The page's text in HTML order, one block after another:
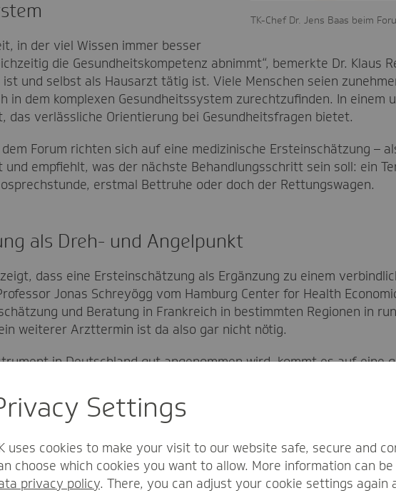
TK-Chef Dr. Jens Baas beim
in der viel Wissen immer besser
die Gesundheitskompetenz abnimmt“, bemerkte Dr. Klaus
und selbst als Hausarzt tätig ist. Viele Menschen seien
in dem komplexen Gesundheitssystem zurechtzufinden. In einem
das verlässliche Orientierung bei Gesundheitsfragen bietet.
Forum richten sich auf eine medizinische Ersteinschätzung –
empfiehlt, was der nächste Behandlungsschritt sein soll: ein
erstmal Bettruhe oder doch der Rettungswagen.
als Dreh- und Angelpunkt
dass eine Ersteinschätzung als Ergänzung zu einem
Jonas Schreyögg vom Hamburg Center for Health
und Beratung in Frankreich in bestimmten Regionen in
weiterer Arzttermin ist da also gar nicht nötig.
in Deutschland gut angenommen wird, kommt es auf eine
Vorstandsvorsitzender der TK und Schirmherr des
ein Dialog anfühlen: „Das Ziel muss sein, dass die
ist – weil sie gute, verlässliche Einschätzungen zum
also besser sein als das, was viele Menschen mit
Settings
uses cookies to make your visit to our website safe, secure and
choose which cookies you want to allow. More information can
privacy policy. There, you can adjust your cookie settings again